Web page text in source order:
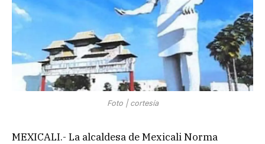
Foto | cortesía
MEXICALI.- La alcaldesa de Mexicali Norma